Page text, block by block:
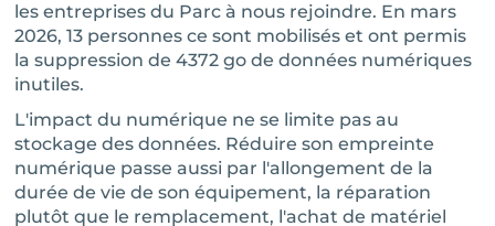
les entreprises du Parc à nous rejoindre. En mars
2026, 13 personnes ce sont mobilisés et ont permis
la suppression de 4372 go de données numériques
inutiles.
L'impact du numérique ne se limite pas au
stockage des données. Réduire son empreinte
numérique passe aussi par l'allongement de la
durée de vie de son équipement, la réparation
plutôt que le remplacement, l'achat de matériel